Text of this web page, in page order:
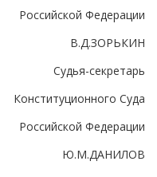
Российской Федерации
В.Д.ЗОРЬКИН
Судья-секретарь
Конституционного Суда
Российской Федерации
Ю.М.ДАНИЛОВ